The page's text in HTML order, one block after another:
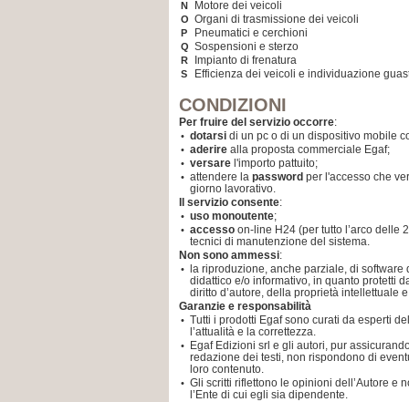
N Motore dei veicoli
O Organi di trasmissione dei veicoli
P Pneumatici e cerchioni
Q Sospensioni e sterzo
R Impianto di frenatura
S Efficienza dei veicoli e individuazione
CONDIZIONI
Per fruire del servizio occorre:
• dotarsi di un pc o di un dispositivo mobile
• aderire alla proposta commerciale Egaf;
• versare l'importo pattuito;
• attendere la password per l'accesso che
giorno lavorativo.
Il servizio consente:
• uso monoutente;
• accesso on-line H24 (per tutto l’arco delle
tecnici di manutenzione del sistema.
Non sono ammessi:
•
la riproduzione, anche parziale, di
didattico e/o informativo, in quanto protetti
diritto d’autore, della proprietà intellettuale
Garanzie e responsabilità
• Tutti i prodotti Egaf sono curati da esperti
l’attualità e la correttezza.
•
Egaf Edizioni srl e gli autori, pur
redazione dei testi, non rispondono di
loro contenuto.
• Gli scritti riflettono le opinioni dell’Autore e
l’Ente di cui egli sia dipendente.